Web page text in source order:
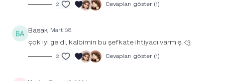
2 Cevapları göster (1)
Basak Mart 08
çok iyi geldi, kalbimin bu şefkate ihtiyacı varmış. <3
2 Cevapları göster (1)